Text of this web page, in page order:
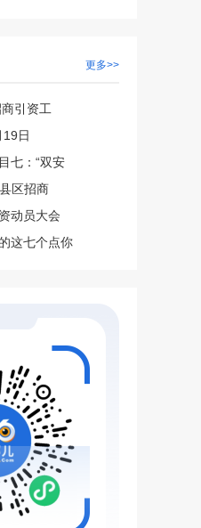
更多>>
引资工
19日
七：“双安
区招商
动员大会
这七个点你